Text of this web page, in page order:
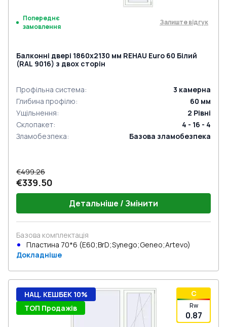
Попереднє
замовлення
Залиште відгук
Балконні двері 1860x2130 мм REHAU Euro 60 Білий
(RAL 9016) з двох сторін
Профільна система: 3 камерна
Глибина профілю: 60 мм
Ущільнення: 2 Рівні
Склопакет:
4 - 16 - 4
Зламобезпека: Базова зламобезпека
€499.26
€339.50
Детальніше / Змінити
Базова комплектація
Пластина 70*6 (E60;BrD;Synego;Geneo;Artevo)
Докладніше
C
Rw
0.87
НАЦ. КЕШБЕК 10%
ТОП Продажів